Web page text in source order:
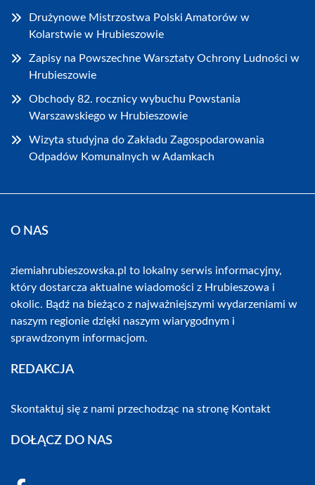
Drużynowe Mistrzostwa Polski Amatorów w
Kolarstwie w Hrubieszowie
Zapisy na Powszechne Warsztaty Ochrony Ludności w
Hrubieszowie
Obchody 82. rocznicy wybuchu Powstania
Warszawskiego w Hrubieszowie
Wizyta studyjna do Zakładu Zagospodarowania
Odpadów Komunalnych w Adamkach
O NAS
ziemiahrubieszowska.pl to lokalny serwis informacyjny,
który dostarcza aktualne wiadomości z Hrubieszowa i
okolic. Bądź na bieżąco z najważniejszymi wydarzeniami w
naszym regionie dzięki naszym wiarygodnym i
sprawdzonym informacjom.
REDAKCJA
Skontaktuj się z nami przechodząc na stronę Kontakt
DOŁĄCZ DO NAS